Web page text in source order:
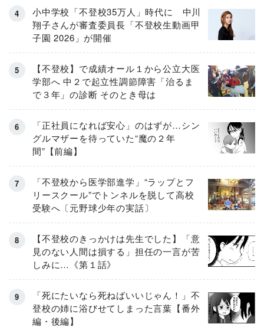
小中学校「不登校35万人」時代に 中川
翔子さんが審査委員長「不登校生動画甲
子園 2026」が開催
【不登校】で成績オール１から公立大医
学部へ 中２で起立性調節障害「治るま
で３年」の診断 そのとき母は
「正社員になれば安心」のはずが…シン
グルマザーを待っていた“魔の２年
間”【前編】
「不登校から医学部進学」“ラップとフ
リースクール”でトンネルを脱して高校
受験へ〔元野球少年の実話〕
【不登校のきっかけは先生でした】「意
見のない人間は損する」担任の一言が苦
しみに…《第１話》
「死にたいなら死ねばいいじゃん！」不
登校の姉に浴びせてしまった言葉【番外
編・後編】